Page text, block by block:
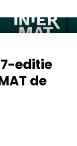
editie
de